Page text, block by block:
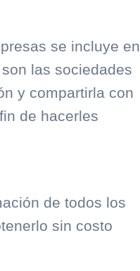
se incluye en
las sociedades
y compartirla con
de hacerles
de todos los
sin costo